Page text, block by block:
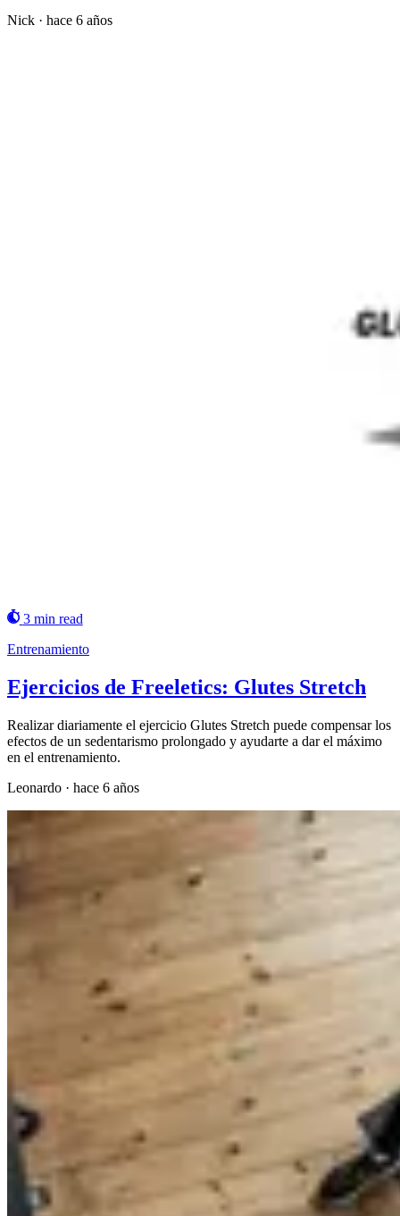
Nick · hace 6 años
3 min read
Entrenamiento
Ejercicios de Freeletics: Glutes Stretch
Realizar diariamente el ejercicio Glutes Stretch puede compensar los
efectos de un sedentarismo prolongado y ayudarte a dar el máximo
en el entrenamiento.
Leonardo · hace 6 años